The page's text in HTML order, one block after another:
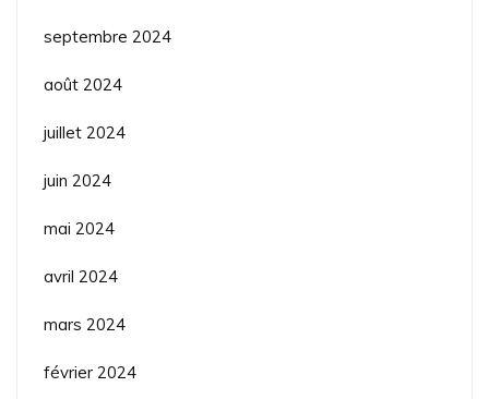
septembre 2024
août 2024
juillet 2024
juin 2024
mai 2024
avril 2024
mars 2024
février 2024